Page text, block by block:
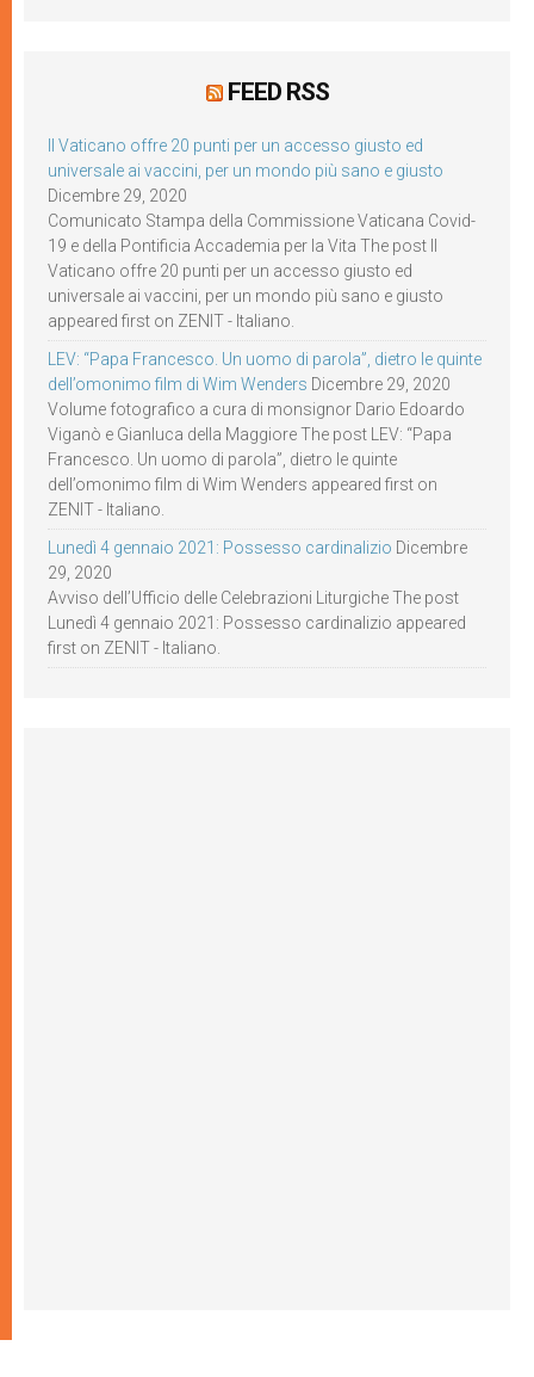
FEED RSS
Il Vaticano offre 20 punti per un accesso giusto ed
universale ai vaccini, per un mondo più sano e giusto
Dicembre 29, 2020
Comunicato Stampa della Commissione Vaticana Covid-
19 e della Pontificia Accademia per la Vita The post Il
Vaticano offre 20 punti per un accesso giusto ed
universale ai vaccini, per un mondo più sano e giusto
appeared first on ZENIT - Italiano.
LEV: “Papa Francesco. Un uomo di parola”, dietro le quinte
dell’omonimo film di Wim Wenders Dicembre 29, 2020
Volume fotografico a cura di monsignor Dario Edoardo
Viganò e Gianluca della Maggiore The post LEV: “Papa
Francesco. Un uomo di parola”, dietro le quinte
dell’omonimo film di Wim Wenders appeared first on
ZENIT - Italiano.
Lunedì 4 gennaio 2021: Possesso cardinalizio Dicembre
29, 2020
Avviso dell’Ufficio delle Celebrazioni Liturgiche The post
Lunedì 4 gennaio 2021: Possesso cardinalizio appeared
first on ZENIT - Italiano.